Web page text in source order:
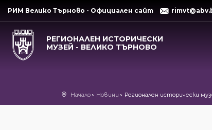
РИМ Велико Търново - Официален сайт
РЕГИОНАЛЕН ИСТОРИЧЕСКИ
МУЗЕЙ - ВЕЛИКО ТЪРНОВО
Начало Новини Регионален исторически